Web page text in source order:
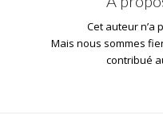
Cet auteur n’a
Mais nous sommes
contribué